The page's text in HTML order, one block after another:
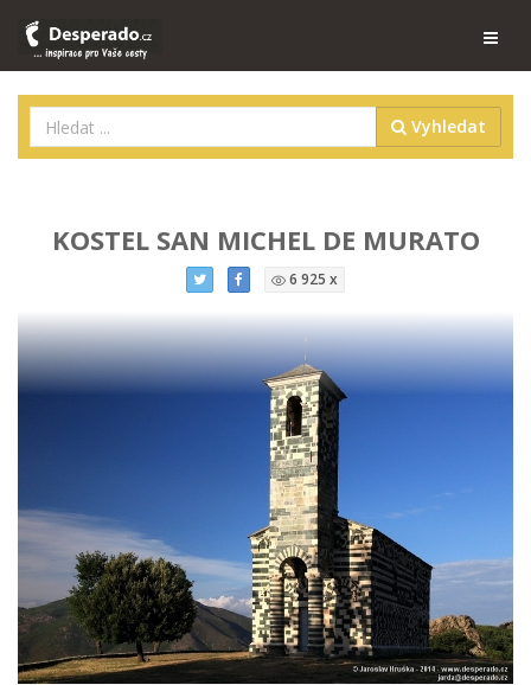
Vyhledat
KOSTEL SAN MICHEL DE MURATO
6 925 x